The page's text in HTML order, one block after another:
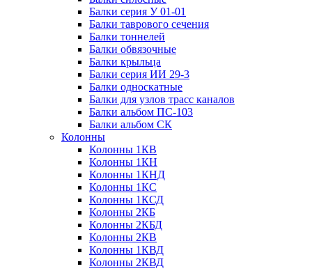
Балки серия У 01-01
Балки таврового сечения
Балки тоннелей
Балки обвязочные
Балки крыльца
Балки серия ИИ 29-3
Балки односкатные
Балки для узлов трасс каналов
Балки альбом ПС-103
Балки альбом СК
Колонны
Колонны 1КВ
Колонны 1КН
Колонны 1КНД
Колонны 1КС
Колонны 1КСД
Колонны 2КБ
Колонны 2КБД
Колонны 2КВ
Колонны 1КВД
Колонны 2КВД